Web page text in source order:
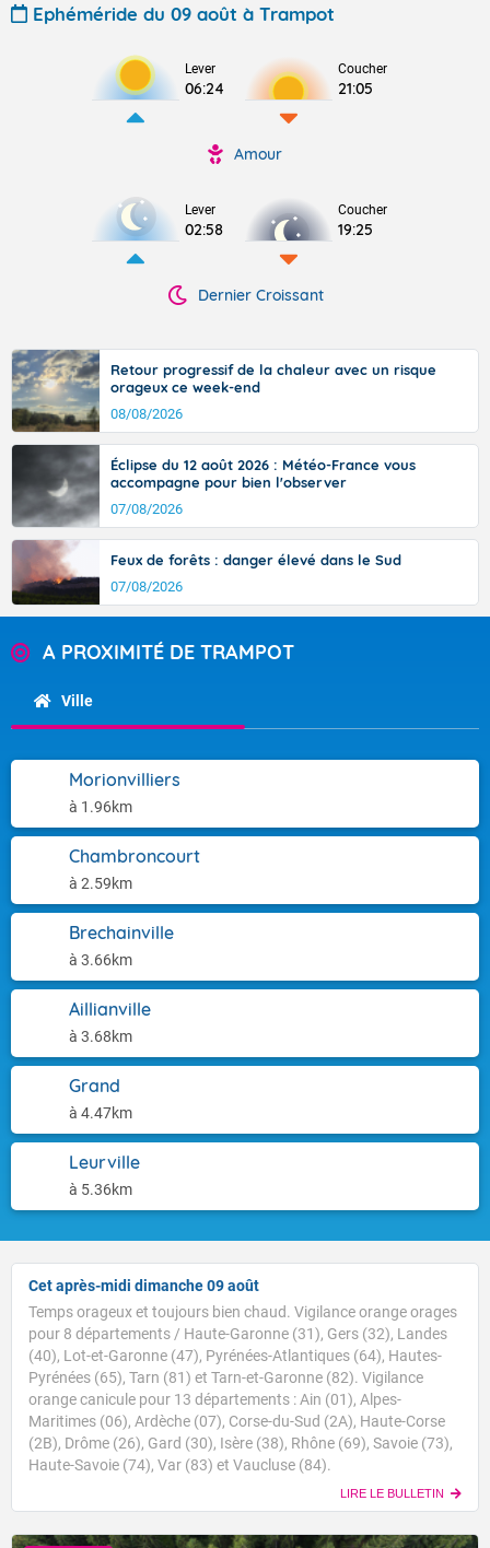
Ephéméride du 09 août à Trampot
Lever
06:24
Coucher
21:05
Amour
Lever
02:58
Coucher
19:25
Dernier Croissant
Retour progressif de la chaleur avec un risque
orageux ce week-end
08/08/2026
Éclipse du 12 août 2026 : Météo-France vous
accompagne pour bien l'observer
07/08/2026
Feux de forêts : danger élevé dans le Sud
07/08/2026
A PROXIMITÉ DE TRAMPOT
Ville
Morionvilliers
à 1.96km
Chambroncourt
à 2.59km
Brechainville
à 3.66km
Aillianville
à 3.68km
Grand
à 4.47km
Leurville
à 5.36km
Cet après-midi dimanche 09 août
Temps orageux et toujours bien chaud. Vigilance orange orages
pour 8 départements / Haute-Garonne (31), Gers (32), Landes
(40), Lot-et-Garonne (47), Pyrénées-Atlantiques (64), Hautes-
Pyrénées (65), Tarn (81) et Tarn-et-Garonne (82). Vigilance
orange canicule pour 13 départements : Ain (01), Alpes-
Maritimes (06), Ardèche (07), Corse-du-Sud (2A), Haute-Corse
(2B), Drôme (26), Gard (30), Isère (38), Rhône (69), Savoie (73),
Haute-Savoie (74), Var (83) et Vaucluse (84).
LIRE LE BULLETIN